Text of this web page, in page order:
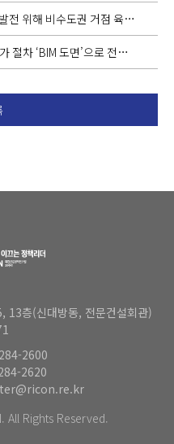
전 위해 비수도권 거점 육성
절차 ‘BIM 도면’으로 전면
13층(신대방동, 전문건설회관)
2600
2620
All Rights Reserved.